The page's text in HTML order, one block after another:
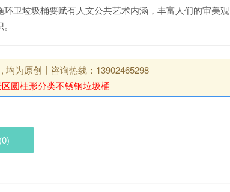
卫垃圾桶要赋有人文公共艺术内涵，丰富人们的审美观
为原创丨咨询热线：13902465298
圆柱形分类不锈钢垃圾桶
0)